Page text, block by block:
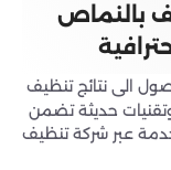
بالنماص
الى نتائج تنظيف
حديثة تضمن
عبر شركة تنظيف